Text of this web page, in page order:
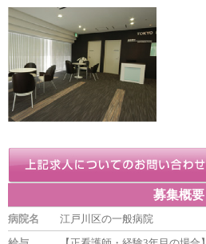
募集概要
病院名
江戸川区の一般病院